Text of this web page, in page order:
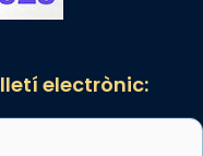
electrònic: